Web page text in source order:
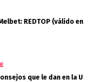
REDTOP (válido en
que le dan en la U